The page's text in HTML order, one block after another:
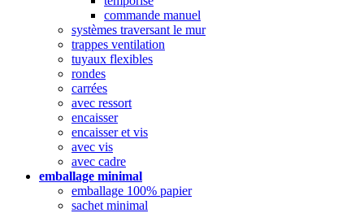
commande manuel
systèmes traversant le mur
trappes ventilation
tuyaux flexibles
rondes
carrées
avec ressort
encaisser
encaisser et vis
avec vis
avec cadre
emballage minimal
emballage 100% papier
sachet minimal